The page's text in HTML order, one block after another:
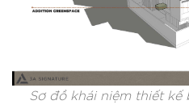
Sơ đồ khái niệm thiết kế